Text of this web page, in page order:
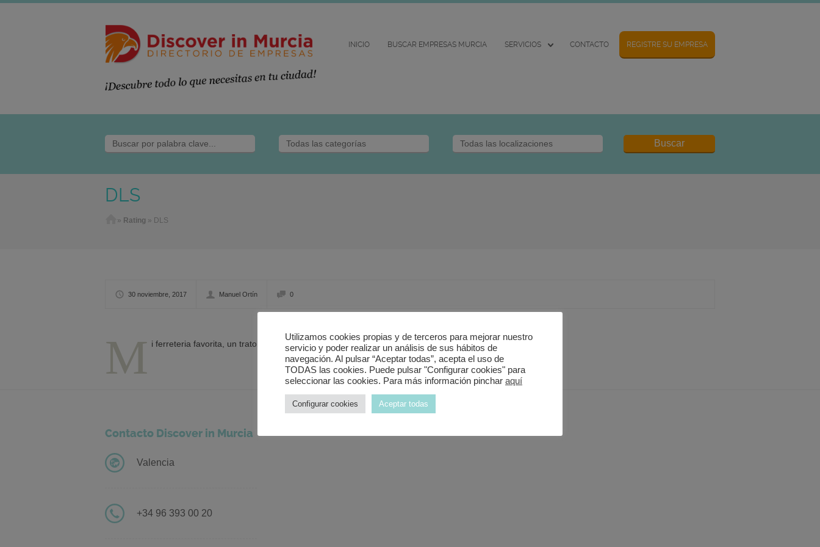
INICIO BUSCAR EMPRESAS MURCIA SERVICIOS CONTACTO REGISTRE SU EMPRESA
DLS
Home
» Rating » DLS
30 noviembre, 2017 Manuel Ortín 0
M i ferreteria favorita, un trato exquisito y muy buenos precios.
Contacto Discover in Murcia
Valencia
+34 96 393 00 20
Utilizamos cookies propias y de terceros para mejorar nuestro
servicio y poder realizar un análisis de sus hábitos de
navegación. Al pulsar “Aceptar todas”, acepta el uso de
TODAS las cookies. Puede pulsar "Configurar cookies" para
seleccionar las cookies. Para más información pinchar aquí
Configurar cookies Aceptar todas